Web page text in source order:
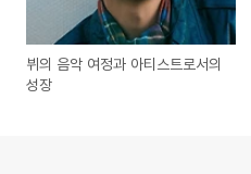
뷔의 음악 여정과 아티스트로서의
성장